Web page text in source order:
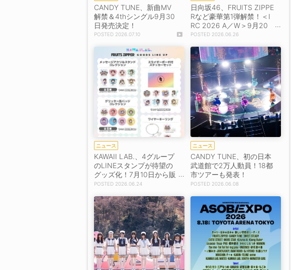
CANDY TUNE、新曲MV
解禁＆4thシングル9月30
日発売決定！
2026.07.10
日向坂46、FRUITS ZIPPE
Rなど豪華第1弾解禁！＜I
RC 2026 A／W＞9月20
日開催決定！
2026.06.26
ニュース
KAWAII LAB.、4グループ
のLINEスタンプが待望の
グッズ化！7月10日から販
売開始 2026.06.24
ニュース
CANDY TUNE、初の日本
武道館で2万人動員！18都
市ツアーも発表！
2026.06.08